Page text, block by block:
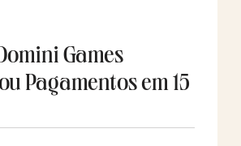
Games
Pagamentos em 15